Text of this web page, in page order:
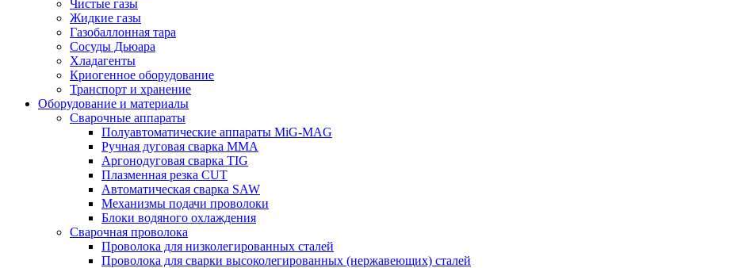
Чистые газы
Жидкие газы
Газобаллонная тара
Сосуды Дьюара
Хладагенты
Криогенное оборудование
Транспорт и хранение
Оборудование и материалы
Сварочные аппараты
Полуавтоматические аппараты MiG-MAG
Ручная дуговая сварка MMA
Аргонодуговая сварка TIG
Плазменная резка CUT
Автоматическая сварка SAW
Механизмы подачи проволоки
Блоки водяного охлаждения
Сварочная проволока
Проволока для низколегированных сталей
Проволока для сварки высоколегированных (нержавеющих) сталей